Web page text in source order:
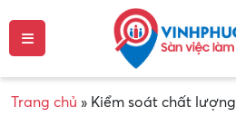
Trang chủ » Kiểm soát chất lượng